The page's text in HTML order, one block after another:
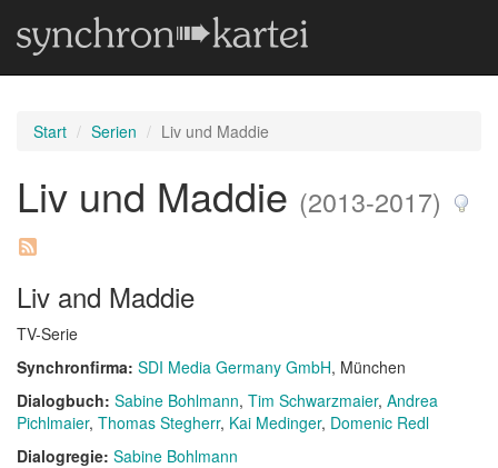
Start Serien Liv und Maddie
Liv und Maddie (2013-2017)
Liv and Maddie
TV-Serie
Synchronfirma: SDI Media Germany GmbH, München
Dialogbuch: Sabine Bohlmann Tim Schwarzmaier Andrea
Pichlmaier Thomas Stegherr Kai Medinger Domenic Redl
Dialogregie: Sabine Bohlmann